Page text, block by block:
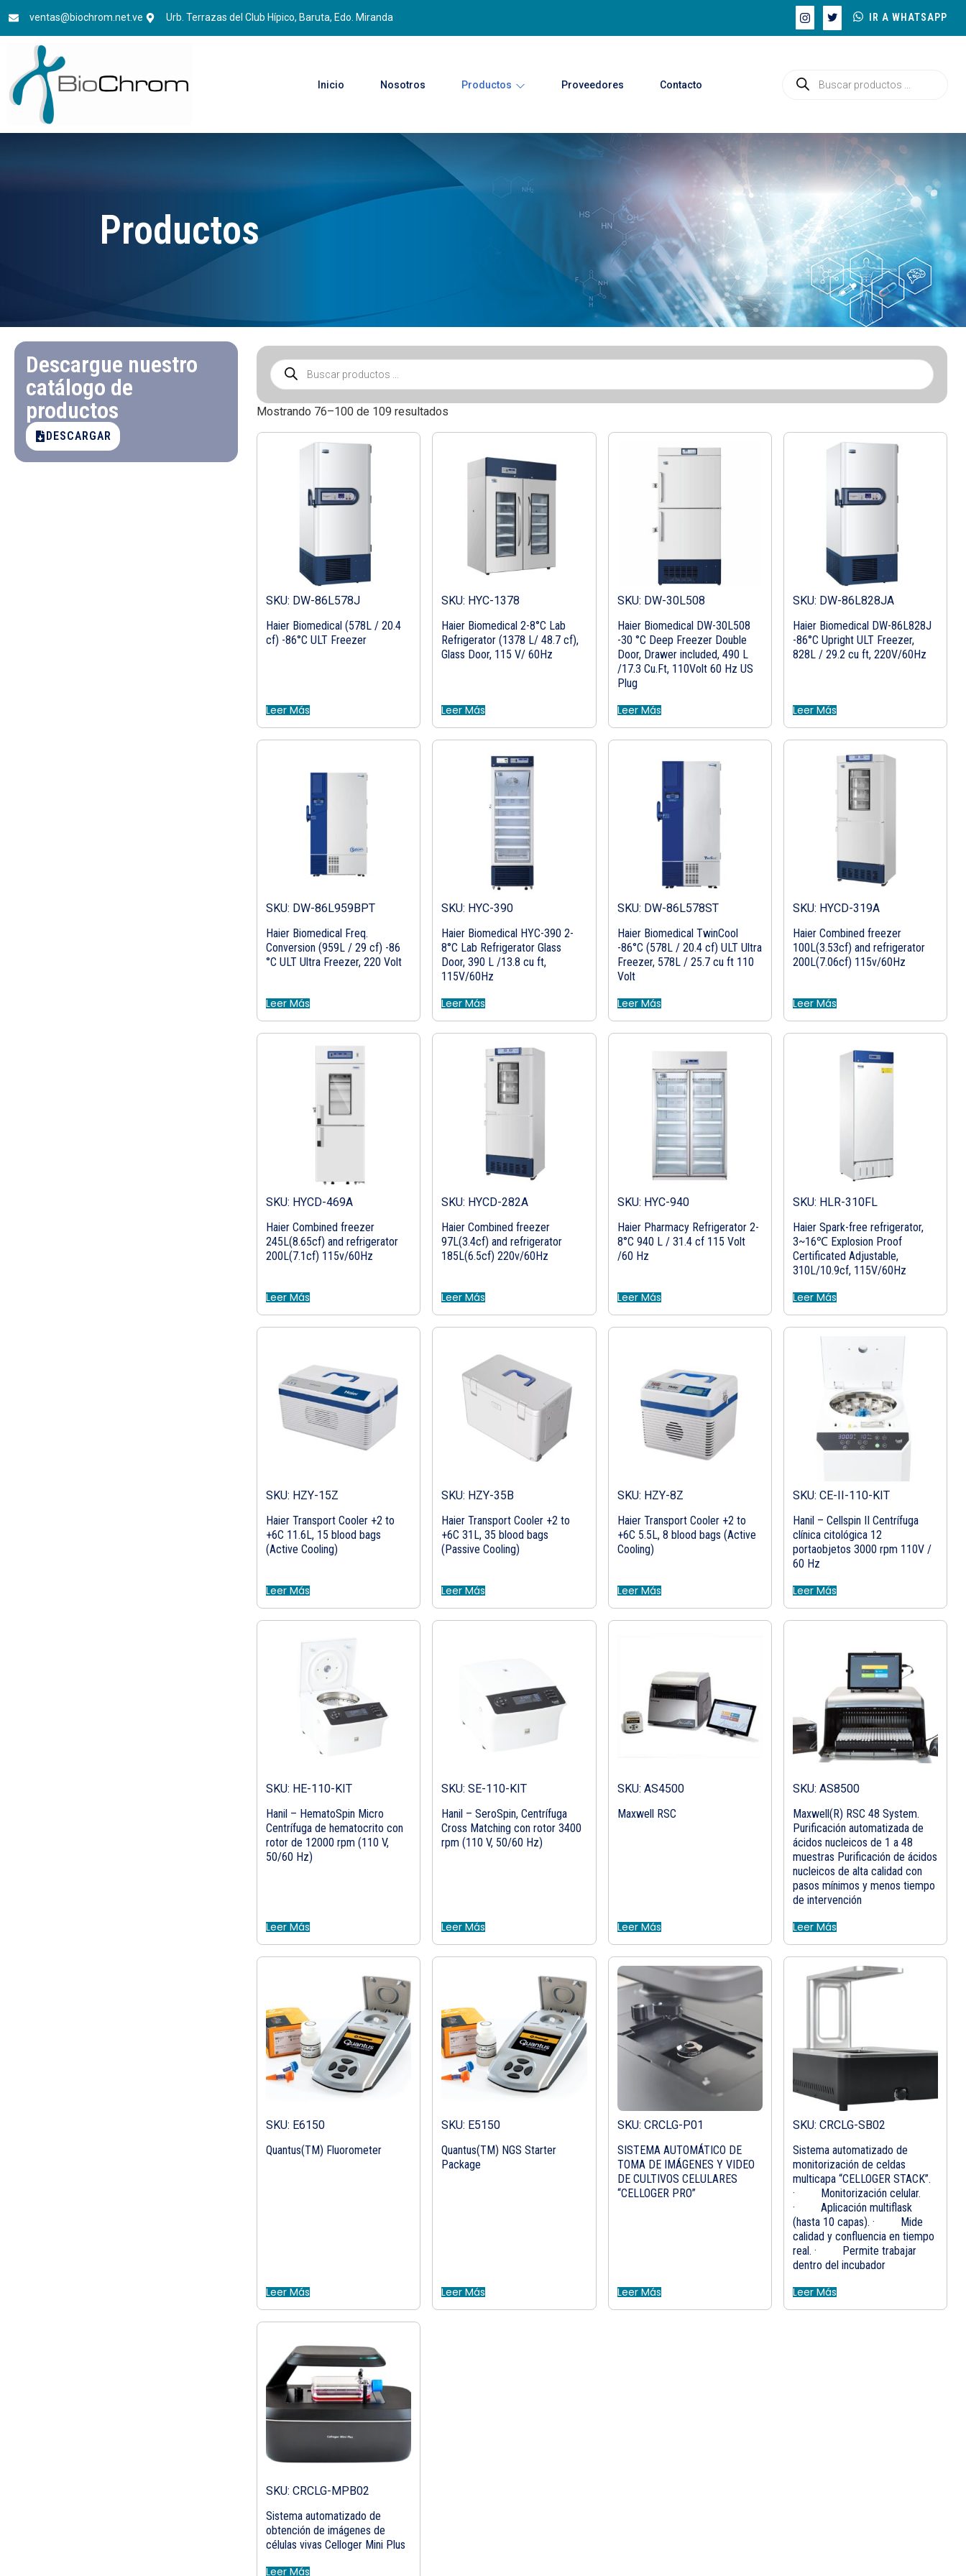
ventas@biochrom.net.ve Urb. Terrazas del Club Hípico, Baruta, Edo. Miranda IR A WHATSAPP
Inicio Nosotros Productos Proveedores Contacto
Productos
Descargue nuestro
catálogo de
productos
DESCARGAR
Mostrando 76–100 de 109 resultados
SKU: DW-86L578J
Haier Biomedical (578L / 20.4
cf) -86°C ULT Freezer
Leer Más
SKU: HYC-1378
Haier Biomedical 2-8°C Lab
Refrigerator (1378 L/ 48.7 cf),
Glass Door, 115 V/ 60Hz
Leer Más
SKU: DW-30L508
Haier Biomedical DW-30L508
-30 °C Deep Freezer Double
Door, Drawer included, 490 L
/17.3 Cu.Ft, 110Volt 60 Hz US
Plug
Leer Más
SKU: DW-86L828JA
Haier Biomedical DW-86L828J
-86°C Upright ULT Freezer,
828L / 29.2 cu ft, 220V/60Hz
Leer Más
SKU: DW-86L959BPT
Haier Biomedical Freq.
Conversion (959L / 29 cf) -86
°C ULT Ultra Freezer, 220 Volt
Leer Más
SKU: HYC-390
Haier Biomedical HYC-390 2-
8°C Lab Refrigerator Glass
Door, 390 L /13.8 cu ft,
115V/60Hz
Leer Más
SKU: DW-86L578ST
Haier Biomedical TwinCool
-86°C (578L / 20.4 cf) ULT Ultra
Freezer, 578L / 25.7 cu ft 110
Volt
Leer Más
SKU: HYCD-319A
Haier Combined freezer
100L(3.53cf) and refrigerator
200L(7.06cf) 115v/60Hz
Leer Más
SKU: HYCD-469A
Haier Combined freezer
245L(8.65cf) and refrigerator
200L(7.1cf) 115v/60Hz
Leer Más
SKU: HYCD-282A
Haier Combined freezer
97L(3.4cf) and refrigerator
185L(6.5cf) 220v/60Hz
Leer Más
SKU: HYC-940
Haier Pharmacy Refrigerator 2-
8°C 940 L / 31.4 cf 115 Volt
/60 Hz
Leer Más
SKU: HLR-310FL
Haier Spark-free refrigerator,
3~16℃ Explosion Proof
Certificated Adjustable,
310L/10.9cf, 115V/60Hz
Leer Más
SKU: HZY-15Z
Haier Transport Cooler +2 to
+6C 11.6L, 15 blood bags
(Active Cooling)
Leer Más
SKU: HZY-35B
Haier Transport Cooler +2 to
+6C 31L, 35 blood bags
(Passive Cooling)
Leer Más
SKU: HZY-8Z
Haier Transport Cooler +2 to
+6C 5.5L, 8 blood bags (Active
Cooling)
Leer Más
SKU: CE-II-110-KIT
Hanil – Cellspin II​ Centrífuga
clínica citológica 12
portaobjetos 3000 rpm 110V /
60 Hz
Leer Más
SKU: HE-110-KIT
Hanil – HematoSpin Micro
Centrífuga de hematocrito con
rotor de 12000 rpm (110 V,
50/60 Hz)
Leer Más
SKU: SE-110-KIT
Hanil – SeroSpin, Centrífuga
Cross Matching con rotor 3400
rpm (110 V, 50/60 Hz)
Leer Más
SKU: AS4500
Maxwell RSC
Leer Más
SKU: AS8500
Maxwell(R) RSC 48 System.
Purificación automatizada de
ácidos nucleicos de 1 a 48
muestras Purificación de ácidos
nucleicos de alta calidad con
pasos mínimos y menos tiempo
de intervención
Leer Más
SKU: E6150
Quantus(TM) Fluorometer
Leer Más
SKU: E5150
Quantus(TM) NGS Starter
Package
Leer Más
SKU: CRCLG-P01
SISTEMA AUTOMÁTICO DE
TOMA DE IMÁGENES Y VIDEO
DE CULTIVOS CELULARES
“CELLOGER PRO”
Leer Más
SKU: CRCLG-SB02
Sistema automatizado de
monitorización de celdas
multicapa “CELLOGER STACK”.
· Monitorización celular.
· Aplicación multiflask
(hasta 10 capas). · Mide
calidad y confluencia en tiempo
real. · Permite trabajar
dentro del incubador
Leer Más
SKU: CRCLG-MPB02
Sistema automatizado de
obtención de imágenes de
células vivas Celloger Mini Plus
Leer Más